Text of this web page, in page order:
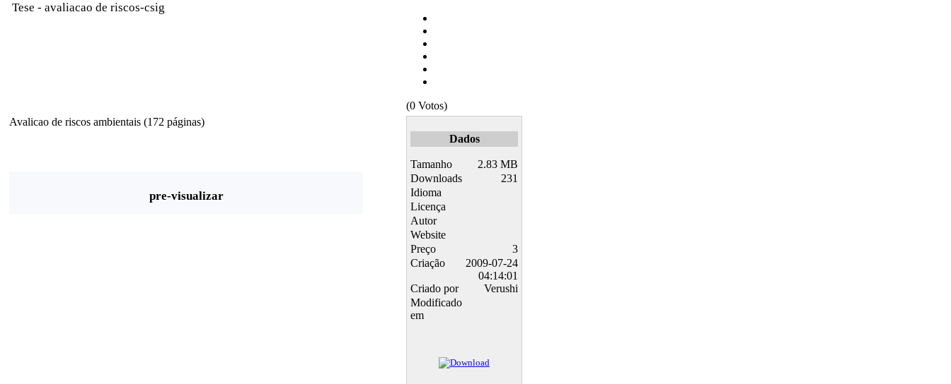
Tese - avaliacao de riscos-csig
(0 Votos)
Avalicao de riscos ambientais (172 páginas)
pre-visualizar
Dados
Tamanho
2.83 MB
Downloads
231
Idioma
Licença
Autor
Website
Preço
3
Criação
2009-07-24
04:14:01
Criado por
Verushi
Modificado
em